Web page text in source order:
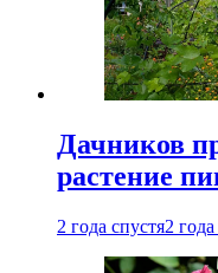
Дачников
растение
2 года спустя2